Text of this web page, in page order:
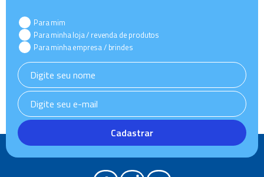
Para mim
Para minha loja / revenda de produtos
Para minha empresa / brindes
Cadastrar